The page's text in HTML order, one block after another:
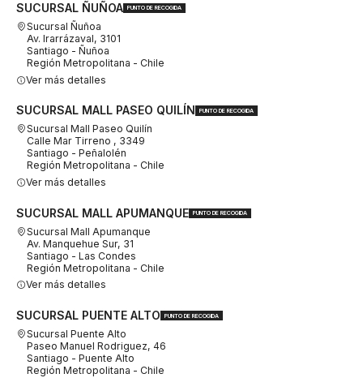
SUCURSAL ÑUÑOA PUNTO DE RECOGIDA
Sucursal Ñuñoa
Av. Irarrázaval, 3101
Santiago - Ñuñoa
Región Metropolitana - Chile
Ver más detalles
SUCURSAL MALL PASEO QUILÍN PUNTO DE RECOGIDA
Sucursal Mall Paseo Quilín
Calle Mar Tirreno , 3349
Santiago - Peñalolén
Región Metropolitana - Chile
Ver más detalles
SUCURSAL MALL APUMANQUE PUNTO DE RECOGIDA
Sucursal Mall Apumanque
Av. Manquehue Sur, 31
Santiago - Las Condes
Región Metropolitana - Chile
Ver más detalles
SUCURSAL PUENTE ALTO PUNTO DE RECOGIDA
Sucursal Puente Alto
Paseo Manuel Rodriguez, 46
Santiago - Puente Alto
Región Metropolitana - Chile